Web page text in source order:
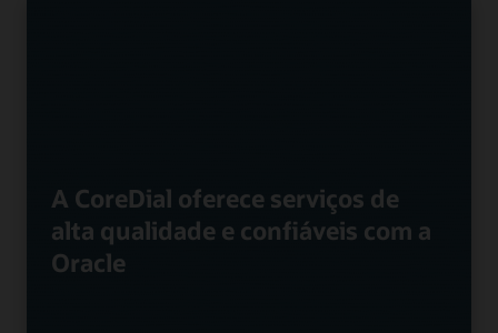
A CoreDial oferece serviços de
alta qualidade e confiáveis com a
Oracle